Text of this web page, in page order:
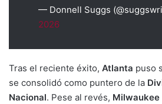
— Donnell Suggs
2026
Tras el reciente éxito, Atlanta puso
se consolidó como puntero de la
Nacional. Pese al revés, Milwaukee